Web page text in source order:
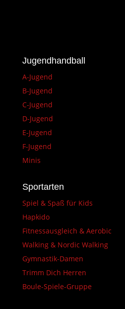
Jugendhandball
A-Jugend
B-Jugend
C-Jugend
D-Jugend
E-Jugend
F-Jugend
Minis
Sportarten
Spiel & Spaß für Kids
Hapkido
Fitnessausgleich & Aerobic
Walking & Nordic Walking
Gymnastik-Damen
Trimm Dich Herren
Boule-Spiele-Gruppe